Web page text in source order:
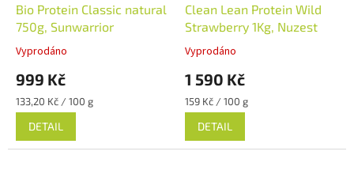
Bio Protein Classic natural
750g, Sunwarrior
Vyprodáno
999 Kč
Měrná
cena:
133,20 Kč / 100 g
DETAIL
Clean Lean Protein Wild
Strawberry 1Kg, Nuzest
Vyprodáno
1 590 Kč
Měrná
cena:
159 Kč / 100 g
DETAIL